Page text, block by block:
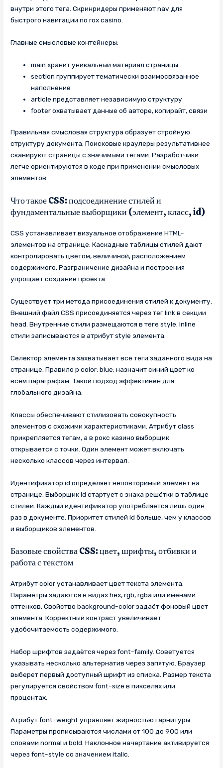
внутри этого тега. Скринридеры применяют nav для
быстрого навигации по rox casino.
Главные смысловые контейнеры:
main хранит уникальный материал страницы
section группирует тематически взаимосвязанное
наполнение
article представляет независимую структуру
footer охватывает данные об авторе, копирайт, связи
Правильная смысловая структура образует стройную
структуру документа. Поисковые краулеры результативнее
сканируют страницы с значимыми тегами. Разработчики
легче ориентируются в коде при применении смысловых
элементов.
Что такое CSS: подсоединение стилей и
фундаментальные выборщики (элемент, класс, id)
CSS устанавливает визуальное отображение HTML-
элементов на странице. Каскадные таблицы стилей дают
контролировать цветом, величиной, расположением
содержимого. Разграничение дизайна и построения
упрощает создание проекта.
Существует три метода присоединения стилей к документу.
Внешний файл CSS присоединяется через тег link в секции
head. Внутренние стили размещаются в теге style. Inline
стили записываются в атрибут style элемента.
Селектор элемента захватывает все теги заданного вида на
странице. Правило p color: blue; назначит синий цвет ко
всем параграфам. Такой подход эффективен для
глобального дизайна.
Классы обеспечивают стилизовать совокупность
элементов с схожими характеристиками. Атрибут class
прикрепляется тегам, а в рокс казино выборщик
открывается с точки. Один элемент может включать
несколько классов через интервал.
Идентификатор id определяет неповторимый элемент на
странице. Выборщик id стартует с знака решётки в таблице
стилей. Каждый идентификатор употребляется лишь один
раз в документе. Приоритет стилей id больше, чем у классов
и выборщиков элементов.
Базовые свойства CSS: цвет, шрифты, отбивки и
работа с текстом
Атрибут color устанавливает цвет текста элемента.
Параметры задаются в видах hex, rgb, rgba или именами
оттенков. Свойство background-color задаёт фоновый цвет
элемента. Корректный контраст увеличивает
удобочитаемость содержимого.
Набор шрифтов задаётся через font-family. Советуется
указывать несколько альтернатив через запятую. Браузер
выберет первый доступный шрифт из списка. Размер текста
регулируется свойством font-size в пикселях или
процентах.
Атрибут font-weight управляет жирностью гарнитуры.
Параметры прописываются числами от 100 до 900 или
словами normal и bold. Наклонное начертание активируется
через font-style со значением italic.